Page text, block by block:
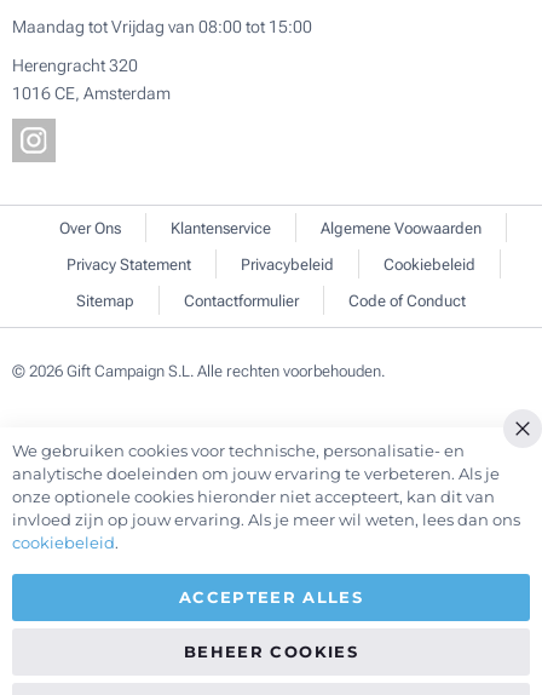
Maandag tot Vrijdag van 08:00 tot 15:00
Herengracht 320
1016 CE, Amsterdam
Over Ons Klantenservice
Algemene Voowaarden
Privacy Statement
Privacybeleid
Cookiebeleid
Sitemap
Contactformulier Code of Conduct
© 2026 Gift Campaign S.L. Alle rechten voorbehouden.
We gebruiken cookies voor technische, personalisatie- en
analytische doeleinden om jouw ervaring te verbeteren. Als je
onze optionele cookies hieronder niet accepteert, kan dit van
invloed zijn op jouw ervaring. Als je meer wil weten, lees dan ons
cookiebeleid.
ACCEPTEER ALLES
BEHEER COOKIES